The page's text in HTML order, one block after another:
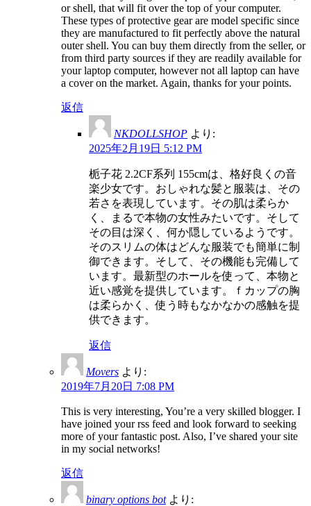
or shell, that will fit over the top of your computer.
These types of protective gear are model specific since
they are manufactured to fit perfectly above the natural
outer shell. You can buy them directly from the seller, or
from third party sources if they are readily available for
your laptop computer, however not all laptop can have
a cover on the market. Again, thanks for your points.
返信
NKDOLLSHOP より:
2025年2月19日 5:12 PM
栀子花 2.2CF系列 155cmは、格好良くの音
楽少女です。おしゃれな髪と服装は、その
若さを表現しています。その肌は柔らか
く、まるで本物の女性みたいです。そして
その目は深く、何か隠しているようです。
そのスリムの体はどんな服装でも簡単に制
御できます。そして、その機能も完備して
います。最新型のホールを使って、本物と
近い感覚を提供しています。ｆカップの胸
は柔らかく、使う時もなかなかの感触を提
供できます。
返信
Movers より:
2019年7月20日 7:08 PM
This is very interesting, You’re a very skilled blogger. I
have joined your rss feed and look forward to seeking
more of your fantastic post. Also, I’ve shared your site
in my social networks!
返信
binary options bot より: